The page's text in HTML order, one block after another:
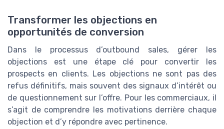
Transformer les objections en
opportunités de conversion
Dans le processus d’outbound sales, gérer les
objections est une étape clé pour convertir les
prospects en clients. Les objections ne sont pas des
refus définitifs, mais souvent des signaux d’intérêt ou
de questionnement sur l’offre. Pour les commerciaux, il
s’agit de comprendre les motivations derrière chaque
objection et d’y répondre avec pertinence.